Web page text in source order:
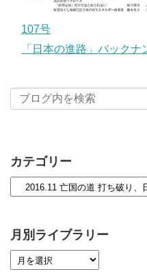
107号
「日本の進路」バックナ
カテゴリー
月別ライブラリー